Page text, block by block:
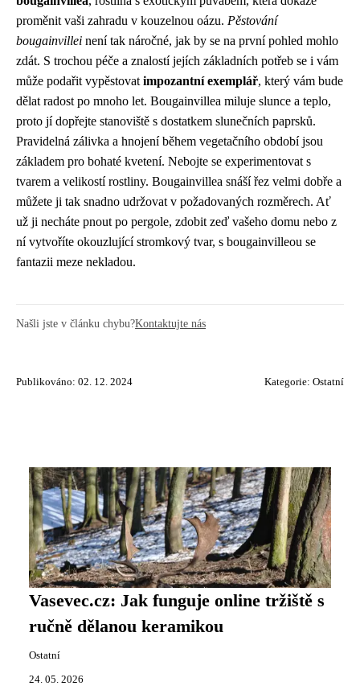
proměnit vaši zahradu v kouzelnou oázu. Pěstování
bougainvillei není tak náročné, jak by se na první pohled mohlo
zdát. S trochou péče a znalostí jejích základních potřeb se i vám
může podařit vypěstovat impozantní exemplář, který vám bude
dělat radost po mnoho let. Bougainvillea miluje slunce a teplo,
proto jí dopřejte stanoviště s dostatkem slunečních paprsků.
Pravidelná zálivka a hnojení během vegetačního období jsou
základem pro bohaté kvetení. Nebojte se experimentovat s
tvarem a velikostí rostliny. Bougainvillea snáší řez velmi dobře a
můžete ji tak snadno udržovat v požadovaných rozměrech. Ať
už ji necháte pnout po pergole, zdobit zeď vašeho domu nebo z
ní vytvoříte okouzlující stromkový tvar, s bougainvilleou se
fantazii meze nekladou.
Našli jste v článku chybu?Kontaktujte nás
Publikováno: 02. 12. 2024 Kategorie: Ostatní
Vasevec.cz: Jak funguje online tržiště s
ručně dělanou keramikou
Ostatní
24. 05. 2026